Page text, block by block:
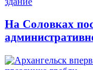
На Соловках